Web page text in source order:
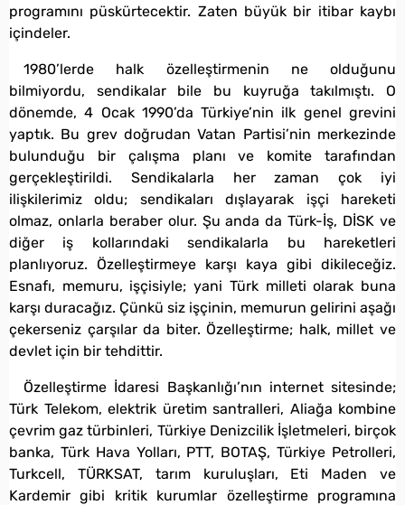
programını püskürtecektir. Zaten büyük bir itibar kaybı
içindeler.
1980’lerde halk özelleştirmenin ne olduğunu
bilmiyordu, sendikalar bile bu kuyruğa takılmıştı. O
dönemde, 4 Ocak 1990’da Türkiye’nin ilk genel grevini
yaptık. Bu grev doğrudan Vatan Partisi’nin merkezinde
bulunduğu bir çalışma planı ve komite tarafından
gerçekleştirildi. Sendikalarla her zaman çok iyi
ilişkilerimiz oldu; sendikaları dışlayarak işçi hareketi
olmaz, onlarla beraber olur. Şu anda da Türk-İş, DİSK ve
diğer iş kollarındaki sendikalarla bu hareketleri
planlıyoruz. Özelleştirmeye karşı kaya gibi dikileceğiz.
Esnafı, memuru, işçisiyle; yani Türk milleti olarak buna
karşı duracağız. Çünkü siz işçinin, memurun gelirini aşağı
çekerseniz çarşılar da biter. Özelleştirme; halk, millet ve
devlet için bir tehdittir.
Özelleştirme İdaresi Başkanlığı’nın internet sitesinde;
Türk Telekom, elektrik üretim santralleri, Aliağa kombine
çevrim gaz türbinleri, Türkiye Denizcilik İşletmeleri, birçok
banka, Türk Hava Yolları, PTT, BOTAŞ, Türkiye Petrolleri,
Turkcell, TÜRKSAT, tarım kuruluşları, Eti Maden ve
Kardemir gibi kritik kurumlar özelleştirme programına